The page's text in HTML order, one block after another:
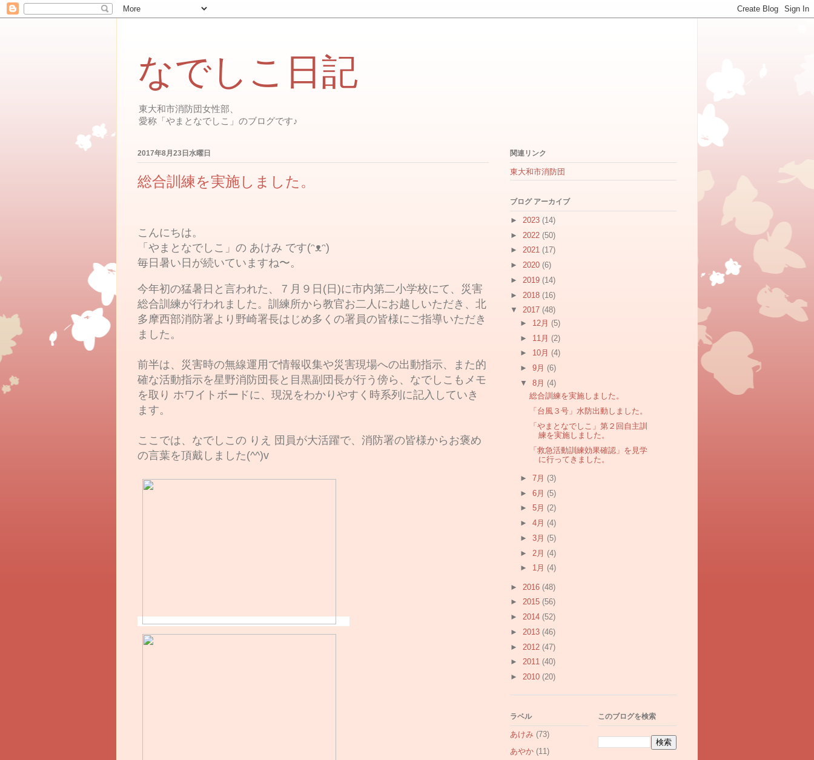
なでしこ日記
東大和市消防団女性部、
愛称「やまとなでしこ」のブログです♪
2017年8月23日水曜日
総合訓練を実施しました。
こんにちは。
「やまとなでしこ」の あけみ です(ᵔᴥᵔ)
毎日暑い日が続いていますね〜。
今年初の猛暑日と言われた、７月９日(日)に市内第二小学校にて、災害
総合訓練が行われました。訓練所から教官お二人にお越しいただき、北
多摩西部消防署より野崎署長はじめ多くの署員の皆様にご指導いただき
ました。
前半は、災害時の無線運用で情報収集や災害現場への出動指示、また的
確な活動指示を星野消防団長と目黒副団長が行う傍ら、なでしこもメモ
を取り ホワイトボードに、現況をわかりやすく時系列に記入していき
ます。
ここでは、なでしこの りえ 団員が大活躍で、消防署の皆様からお褒め
の言葉を頂戴しました(^^)v
関連リンク
東大和市消防団
ブログ アーカイブ
► 2023 (14)
► 2022 (50)
► 2021 (17)
► 2020 (6)
► 2019 (14)
► 2018 (16)
▼ 2017 (48)
► 12月 (5)
► 11月 (2)
► 10月 (4)
► 9月 (6)
▼ 8月 (4)
総合訓練を実施しました。
「台風３号」水防出動しました。
「やまとなでしこ」第２回自主訓
練を実施しました。
「救急活動訓練効果確認」を見学
に行ってきました。
► 7月 (3)
► 6月 (5)
► 5月 (2)
► 4月 (4)
► 3月 (5)
► 2月 (4)
► 1月 (4)
► 2016 (48)
► 2015 (56)
► 2014 (52)
► 2013 (46)
► 2012 (47)
► 2011 (40)
► 2010 (20)
ラベル
あけみ (73)
あやか (11)
このブログを検索